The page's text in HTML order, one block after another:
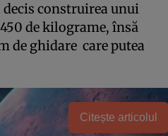
construirea unui
de kilograme, însă
de ghidare care putea
Citește articolul